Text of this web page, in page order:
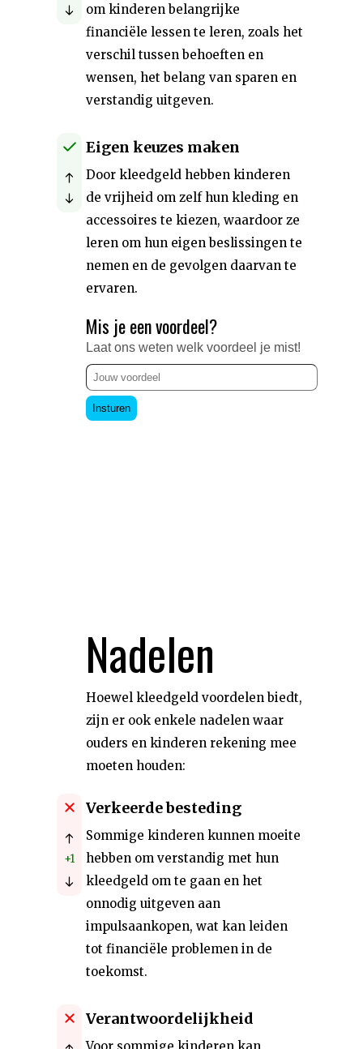
om kinderen belangrijke
financiële lessen te leren, zoals het
verschil tussen behoeften en
wensen, het belang van sparen en
verstandig uitgeven.
Eigen keuzes maken
Door kleedgeld hebben kinderen
de vrijheid om zelf hun kleding en
accessoires te kiezen, waardoor ze
leren om hun eigen beslissingen te
nemen en de gevolgen daarvan te
ervaren.
Mis je een voordeel?
Laat ons weten welk voordeel je mist!
Insturen
Nadelen
Hoewel kleedgeld voordelen biedt,
zijn er ook enkele nadelen waar
ouders en kinderen rekening mee
moeten houden:
+1
Verkeerde besteding
Sommige kinderen kunnen moeite
hebben om verstandig met hun
kleedgeld om te gaan en het
onnodig uitgeven aan
impulsaankopen, wat kan leiden
tot financiële problemen in de
toekomst.
Verantwoordelijkheid